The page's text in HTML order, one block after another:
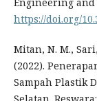
https://doi.org/
Mitan, N. M.,
(2022).
Sampah Plastik